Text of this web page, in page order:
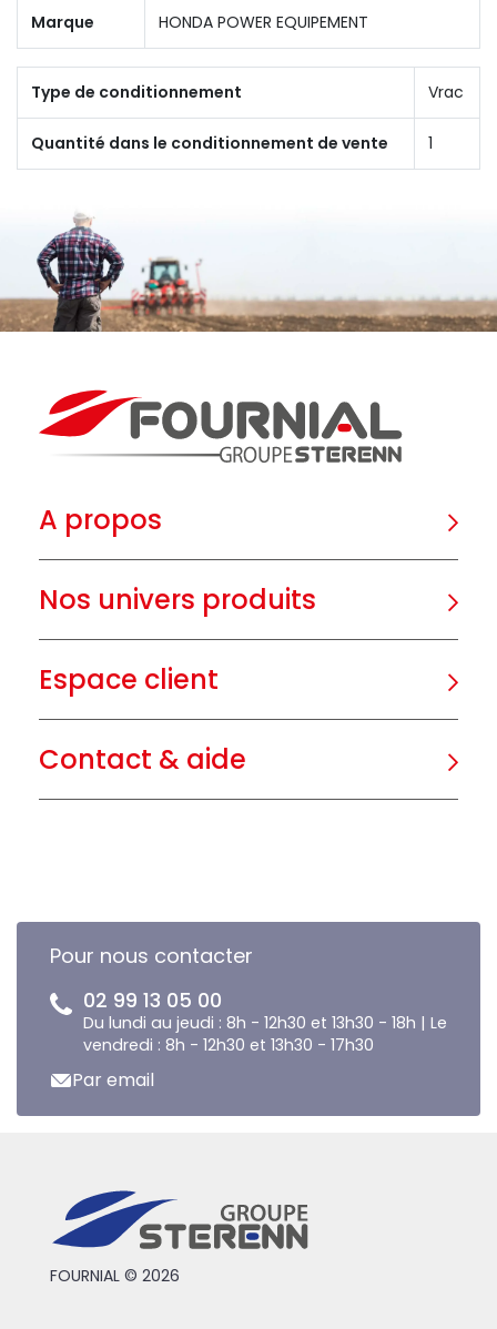
Marque HONDA POWER EQUIPEMENT
Type de conditionnement Vrac
Quantité dans le conditionnement de vente 1
A propos
Nos univers produits
Espace client
Contact & aide
Pour nous contacter
02 99 13 05 00
Du lundi au jeudi : 8h - 12h30 et 13h30 - 18h | Le
vendredi : 8h - 12h30 et 13h30 - 17h30
Par email
FOURNIAL © 2026